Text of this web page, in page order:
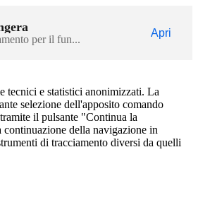
per il fun...
Apri
tecnici e statistici anonimizzati. La
selezione dell'apposito comando
il pulsante "Continua la
della navigazione in
di tracciamento diversi da quelli